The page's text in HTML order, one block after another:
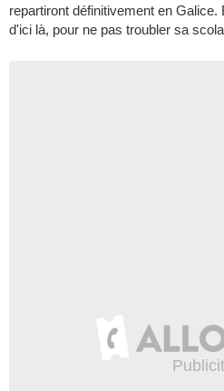
repartiront définitivement en
d'ici là, pour ne pas troubler sa